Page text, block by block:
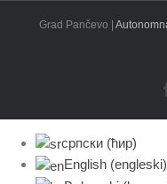
Grad Pančevo |
српски (ћир)
English (engleski)